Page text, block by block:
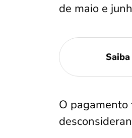
de maio e
O pagamento